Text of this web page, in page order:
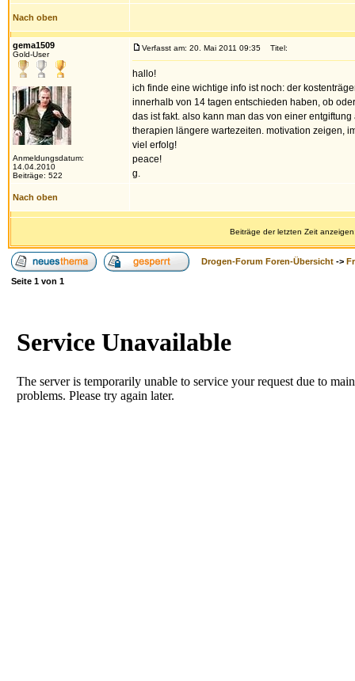
Nach oben
gema1509
Gold-User
Anmeldungsdatum:
14.04.2010
Beiträge: 522
Verfasst am: 20. Mai 2011 09:35 Titel:
hallo!
ich finde eine wichtige info ist noch: der
innerhalb von 14 tagen entschieden haben, ob
das ist fakt. also kann man das von einer
therapien längere wartezeiten. motivation zeigen,
viel erfolg!
peace!
g.
Nach oben
Beiträge der letzten Zeit
Drogen-Forum Foren-Übersicht ->
Seite 1 von 1